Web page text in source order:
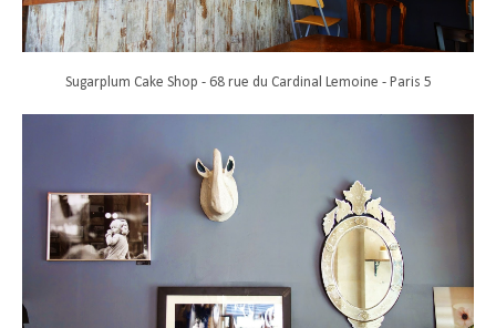
Sugarplum Cake Shop - 68 rue du Cardinal Lemoine - Paris 5